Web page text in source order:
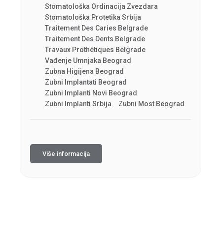
Stomatološka Ordinacija Zvezdara
Stomatološka Protetika Srbija
Traitement Des Caries Belgrade
Traitement Des Dents Belgrade
Travaux Prothétiques Belgrade
Vađenje Umnjaka Beograd
Zubna Higijena Beograd
Zubni Implantati Beograd
Zubni Implanti Novi Beograd
Zubni Implanti Srbija
Zubni Most Beograd
Više informacija